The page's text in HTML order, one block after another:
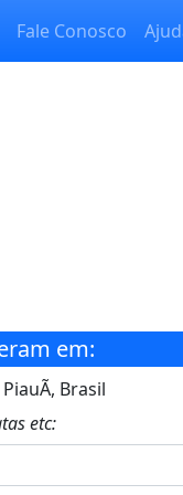
Fale Conosco
em:
Brasil
etc: